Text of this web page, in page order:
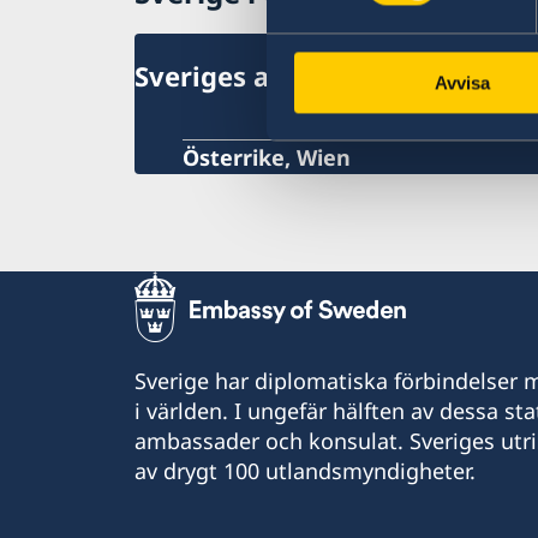
Avvisa
Aktuella händelser
Allmänna säkerhetsläget
Terrorism
Naturförhållanden och katastrofer
In- och utresebestämmelser
Hälso- och sjukvård
Lokala lagar och sedvänjor
Resa med husdjur
Om Österrike
Inför resa
Nödsituation
Om olyckan är framme
Sveriges ambassad
Österrike, Wien
Sverige har diplomatiska förbindelser
i världen. I ungefär hälften av dessa
ambassader och konsulat. Sveriges
av drygt 100 utlandsmyndigheter.